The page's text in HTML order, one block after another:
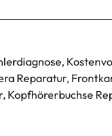
Reparatur,
Kopfhörerbuchse